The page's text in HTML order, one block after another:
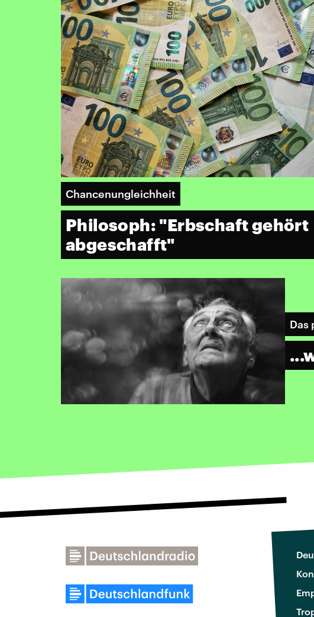
Chancenungleichheit
Philosoph: "Erbschaft gehört
abgeschafft"
Das